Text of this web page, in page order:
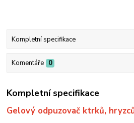
Kompletní specifikace
Komentáře 0
Kompletní specifikace
Gelový odpuzovač ktrků,